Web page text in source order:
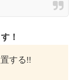
！
する!!